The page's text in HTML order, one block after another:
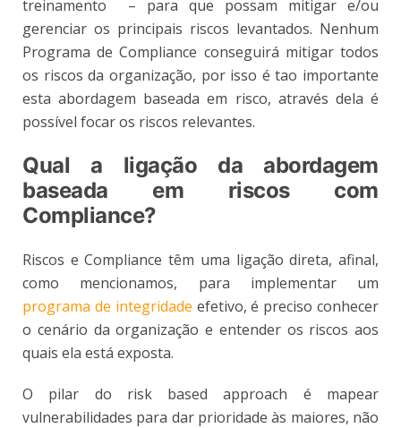
treinamento – para que possam mitigar e/ou
gerenciar os principais riscos levantados. Nenhum
Programa de Compliance conseguirá mitigar todos
os riscos da organização, por isso é tao importante
esta abordagem baseada em risco, através dela é
possível focar os riscos relevantes.
Qual a ligação da abordagem
baseada em riscos com
Compliance?
Riscos e Compliance têm uma ligação direta, afinal,
como mencionamos, para implementar um
programa de integridade efetivo, é preciso conhecer
o cenário da organização e entender os riscos aos
quais ela está exposta.
O pilar do risk based approach é mapear
vulnerabilidades para dar prioridade às maiores, não